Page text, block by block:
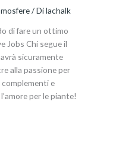
/ Dilachalk
di fare un ottimo
Jobs Chi segue il
sicuramente
alla passione per
complementi e
per le piante!